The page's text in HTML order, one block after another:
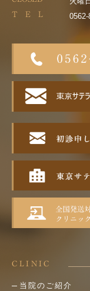
T E L 0562-
CLINIC
当院のご紹介